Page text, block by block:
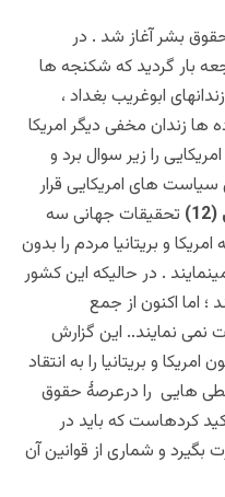
بشر آغاز شد . در
بار گردید که شکنجه ها
ابوغریب بغداد ،
ها زندان مخفی دیگر امریکا
را زیر سوال برد و
های امریکایی قرار
تحقیقات جهانی سه
و بریتانیا مردم را بدون
. در حالیکه این کشور
اما اکنون از جمع
نمی نمایند.. این گزارش
و بریتانیا را به انتقاد
هایی را درعرصۀ حقوق
کردهاست که باید در
بگیرد و شماری از قوانین آن